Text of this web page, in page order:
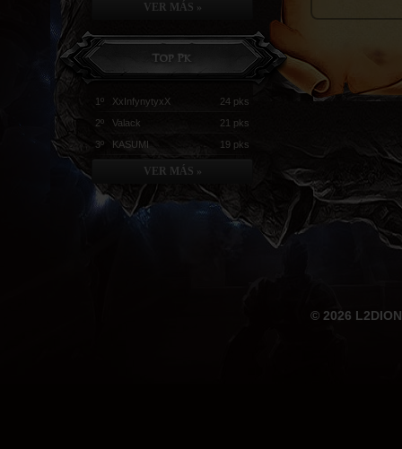
VER MÁS »
1º XxInfynytyxX
24 pks
2º Valack
21 pks
3º KASUMI
19 pks
VER MÁS »
© 2026